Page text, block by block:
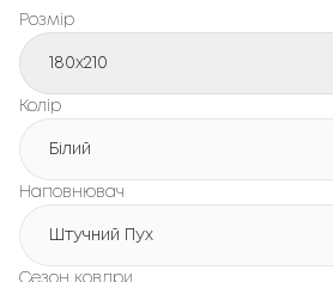
Розмір
180x210
Колір
Білий
Наповнювач
Штучний Пух
Сезон ковдри